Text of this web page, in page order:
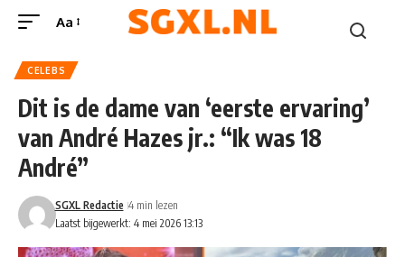
Aa
CELEBS
Dit is de dame van ‘eerste ervaring’
van André Hazes jr.: “Ik was 18
André”
Laatst bijgewerkt: 4 mei 2026 13:13
SGXL Redactie 4 min lezen